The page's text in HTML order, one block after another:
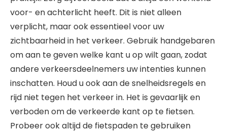
voor- en achterlicht heeft. Dit is niet alleen
verplicht, maar ook essentieel voor uw
zichtbaarheid in het verkeer. Gebruik handgebaren
om aan te geven welke kant u op wilt gaan, zodat
andere verkeersdeelnemers uw intenties kunnen
inschatten. Houd u ook aan de snelheidsregels en
rijd niet tegen het verkeer in. Het is gevaarlijk en
verboden om de verkeerde kant op te fietsen.
Probeer ook altijd de fietspaden te gebruiken